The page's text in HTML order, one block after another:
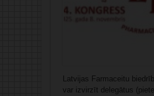
Latvijas Farmaceitu
var izvirzīt delegātus